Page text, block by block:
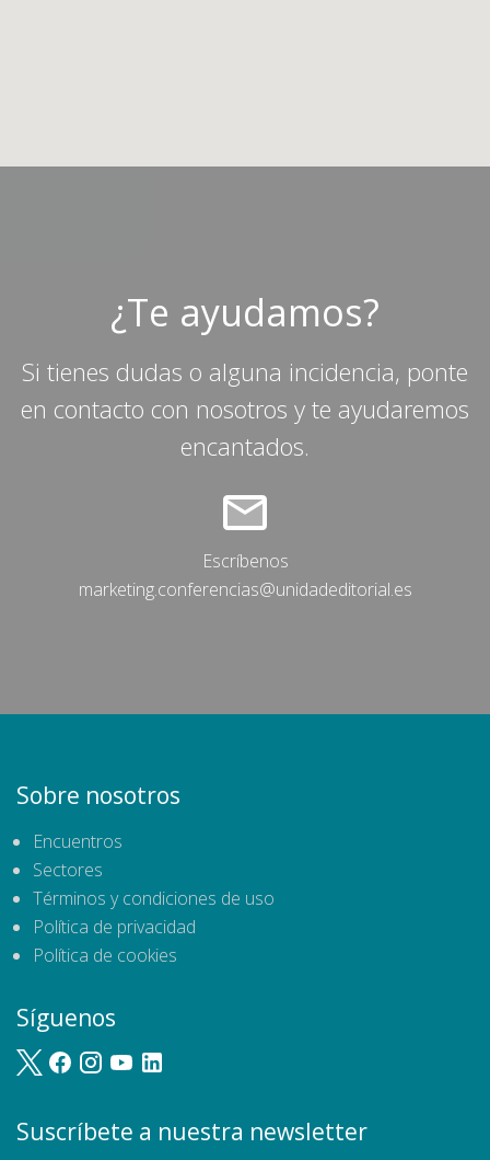
¿Te ayudamos?
Si tienes dudas o alguna incidencia, ponte
en contacto con nosotros y te ayudaremos
encantados.
Escríbenos
marketing.conferencias@unidadeditorial.es
Sobre nosotros
Encuentros
Sectores
Términos y condiciones de uso
Política de privacidad
Política de cookies
Síguenos
Suscríbete a nuestra newsletter